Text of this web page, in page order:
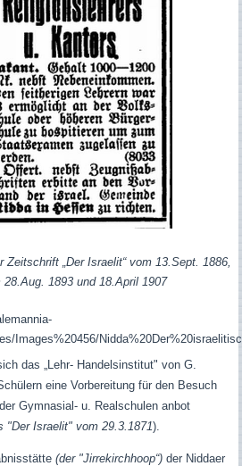
Zeitschrift „Der Israelit“ vom 13.Sept. 1886,
28.Aug. 1893 und 18.April 1907
das „Lehr- Handelsinstitut" von G.
eine Vorbereitung für den Besuch
Gymnasial- u. Realschulen anbot
"Der Israelit" vom 29.3.1871).
(der "Jirrekirchhoop“) der Niddaer